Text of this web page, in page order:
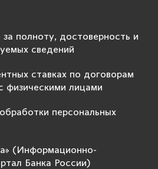
полноту, достоверность и
сведений
ставках по договорам
физическими лицами
персональных
(Информационно-
Банка России)